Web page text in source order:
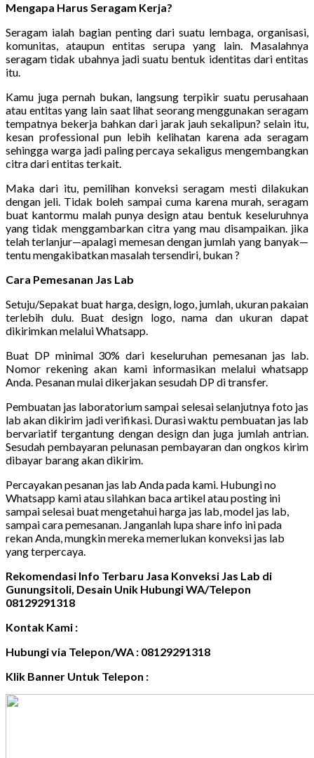
Mengapa Harus Seragam Kerja?
Seragam ialah bagian penting dari suatu lembaga, organisasi,
komunitas, ataupun entitas serupa yang lain. Masalahnya
seragam tidak ubahnya jadi suatu bentuk identitas dari entitas
itu.
Kamu juga pernah bukan, langsung terpikir suatu perusahaan
atau entitas yang lain saat lihat seorang menggunakan seragam
tempatnya bekerja bahkan dari jarak jauh sekalipun? selain itu,
kesan professional pun lebih kelihatan karena ada seragam
sehingga warga jadi paling percaya sekaligus mengembangkan
citra dari entitas terkait.
Maka dari itu, pemilihan konveksi seragam mesti dilakukan
dengan jeli. Tidak boleh sampai cuma karena murah, seragam
buat kantormu malah punya design atau bentuk keseluruhnya
yang tidak menggambarkan citra yang mau disampaikan. jika
telah terlanjur—apalagi memesan dengan jumlah yang banyak—
tentu mengakibatkan masalah tersendiri, bukan ?
Cara Pemesanan Jas Lab
Setuju/Sepakat buat harga, design, logo, jumlah, ukuran pakaian
terlebih dulu. Buat design logo, nama dan ukuran dapat
dikirimkan melalui Whatsapp.
Buat DP minimal 30% dari keseluruhan pemesanan jas lab.
Nomor rekening akan kami informasikan melalui whatsapp
Anda. Pesanan mulai dikerjakan sesudah DP di transfer.
Pembuatan jas laboratorium sampai selesai selanjutnya foto jas
lab akan dikirim jadi verifikasi. Durasi waktu pembuatan jas lab
bervariatif tergantung dengan design dan juga jumlah antrian.
Sesudah pembayaran pelunasan pembayaran dan ongkos kirim
dibayar barang akan dikirim.
Percayakan pesanan jas lab Anda pada kami. Hubungi no
Whatsapp kami atau silahkan baca artikel atau posting ini
sampai selesai buat mengetahui harga jas lab, model jas lab,
sampai cara pemesanan. Janganlah lupa share info ini pada
rekan Anda, mungkin mereka memerlukan konveksi jas lab
yang terpercaya.
Rekomendasi Info Terbaru Jasa Konveksi Jas Lab di
Gunungsitoli, Desain Unik Hubungi WA/Telepon
08129291318
Kontak Kami :
Hubungi via Telepon/WA : 08129291318
Klik Banner Untuk Telepon :